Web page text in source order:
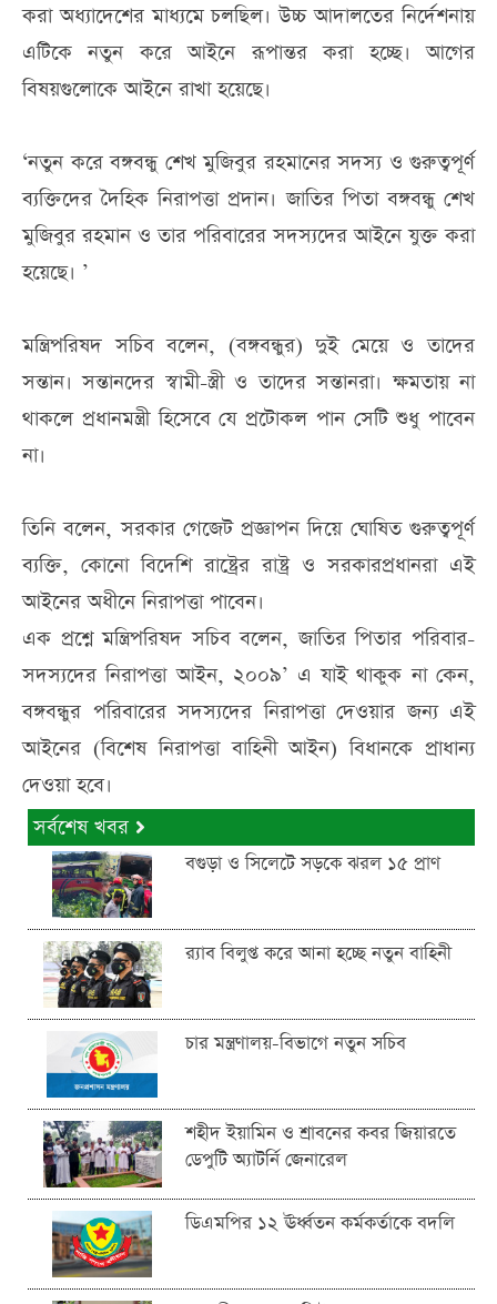
করা অধ্যাদেশের মাধ্যমে চলছিল। উচ্চ আদালতের নির্দেশনায়
এটিকে নতুন করে আইনে রূপান্তর করা হচ্ছে। আগের
বিষয়গুলোকে আইনে রাখা হয়েছে।
‘নতুন করে বঙ্গবন্ধু শেখ মুজিবুর রহমানের সদস্য ও গুরুত্বপূর্ণ
ব্যক্তিদের দৈহিক নিরাপত্তা প্রদান। জাতির পিতা বঙ্গবন্ধু শেখ
মুজিবুর রহমান ও তার পরিবারের সদস্যদের আইনে যুক্ত করা
হয়েছে। ’
মন্ত্রিপরিষদ সচিব বলেন, (বঙ্গবন্ধুর) দুই মেয়ে ও তাদের
সন্তান। সন্তানদের স্বামী-স্ত্রী ও তাদের সন্তানরা। ক্ষমতায় না
থাকলে প্রধানমন্ত্রী হিসেবে যে প্রটোকল পান সেটি শুধু পাবেন
না।
তিনি বলেন, সরকার গেজেট প্রজ্ঞাপন দিয়ে ঘোষিত গুরুত্বপূর্ণ
ব্যক্তি, কোনো বিদেশি রাষ্ট্রের রাষ্ট্র ও সরকারপ্রধানরা এই
আইনের অধীনে নিরাপত্তা পাবেন।
এক প্রশ্নে মন্ত্রিপরিষদ সচিব বলেন, জাতির পিতার পরিবার-
সদস্যদের নিরাপত্তা আইন, ২০০৯’ এ যাই থাকুক না কেন,
বঙ্গবন্ধুর পরিবারের সদস্যদের নিরাপত্তা দেওয়ার জন্য এই
আইনের (বিশেষ নিরাপত্তা বাহিনী আইন) বিধানকে প্রাধান্য
দেওয়া হবে।
সর্বশেষ খবর
বগুড়া ও সিলেটে সড়কে ঝরল ১৫ প্রাণ
র‍্যাব বিলুপ্ত করে আনা হচ্ছে নতুন বাহিনী
চার মন্ত্রণালয়-বিভাগে নতুন সচিব
শহীদ ইয়ামিন ও শ্রাবনের কবর জিয়ারতে
ডেপুটি অ্যাটর্নি জেনারেল
ডিএমপির ১২ ঊর্ধ্বতন কর্মকর্তাকে বদলি